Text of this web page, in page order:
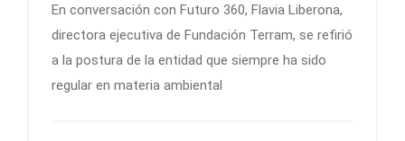
En conversación con Futuro 360, Flavia Liberona,
directora ejecutiva de Fundación Terram, se refirió
a la postura de la entidad que siempre ha sido
regular en materia ambiental